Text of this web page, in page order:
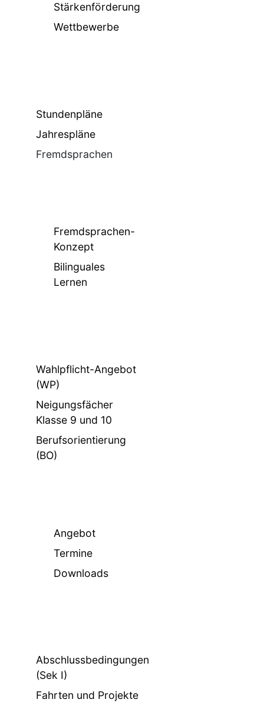
Stärkenförderung
Wettbewerbe
Stundenpläne
Jahrespläne
Fremdsprachen
Fremdsprachen-
Konzept
Bilinguales
Lernen
Wahlpflicht-Angebot
(WP)
Neigungsfächer
Klasse 9 und 10
Berufsorientierung
(BO)
Angebot
Termine
Downloads
Abschlussbedingungen
(Sek I)
Fahrten und Projekte